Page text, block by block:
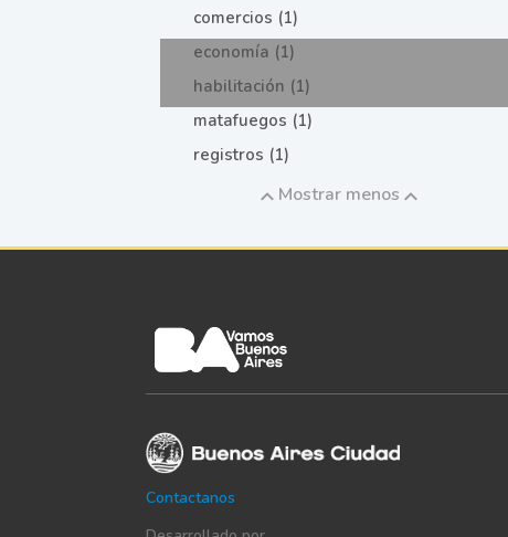
comercios (1)
economía (1)
habilitación (1)
matafuegos (1)
registros (1)
Mostrar menos
Contactanos